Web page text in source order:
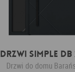
Drzwi SIMPLE DB
Drzwi do domu